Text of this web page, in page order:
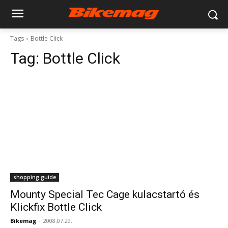
Tags Bottle Click
Tag: Bottle Click
shopping guide
Mounty Special Tec Cage kulacstartó és
Klickfix Bottle Click
Bikemag - 2008.07.29.